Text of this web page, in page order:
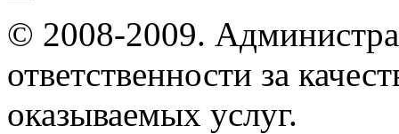
© 2008-2009.
ответственности за
оказываемых услуг.